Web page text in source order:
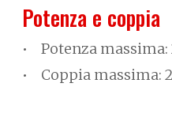
Potenza e coppia
Potenza
Coppia massima: